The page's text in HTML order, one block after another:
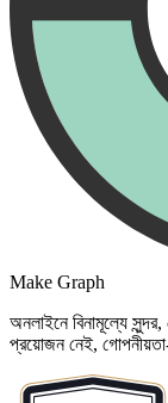
Make Graph
অনলাইনে বিনামূল্যে
প্রয়োজন নেই,